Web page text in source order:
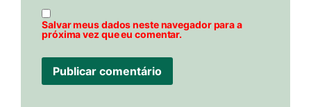
Salvar meus dados neste navegador para a
próxima vez que eu comentar.